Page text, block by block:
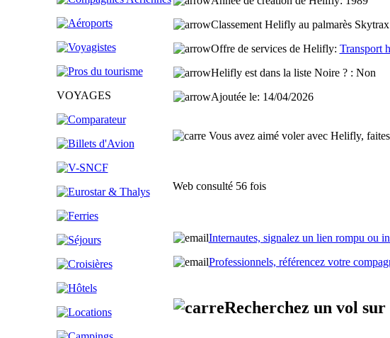
VOYAGES
Classement Helifly au palmarès
Offre de services de Helifly: Transport
Helifly est dans la liste Noire ? : Non
Ajoutée le: 14/04/2026
Vous avez aimé voler avec Helifly,
Web consulté 56 fois
Internautes, signalez un lien rompu ou
Professionnels, référencez votre
Recherchez un vol